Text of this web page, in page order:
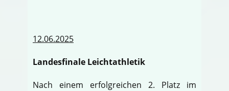
12.06.2025
Landesfinale Leichtathletik
Nach einem erfolgreichen 2. Platz im